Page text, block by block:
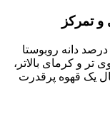
مهم ترین ویژگی این محصول استفاده از 100 درصد دانه روبوستا
تر و کرمای بالاتر،
یک قهوه پرقدرت